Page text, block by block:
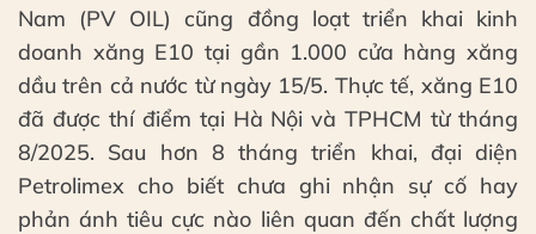
Nam (PV OIL) cũng đồng loạt triển khai kinh
doanh xăng E10 tại gần 1.000 cửa hàng xăng
dầu trên cả nước từ ngày 15/5. Thực tế, xăng E10
đã được thí điểm tại Hà Nội và TPHCM từ tháng
8/2025. Sau hơn 8 tháng triển khai, đại diện
Petrolimex cho biết chưa ghi nhận sự cố hay
phản ánh tiêu cực nào liên quan đến chất lượng